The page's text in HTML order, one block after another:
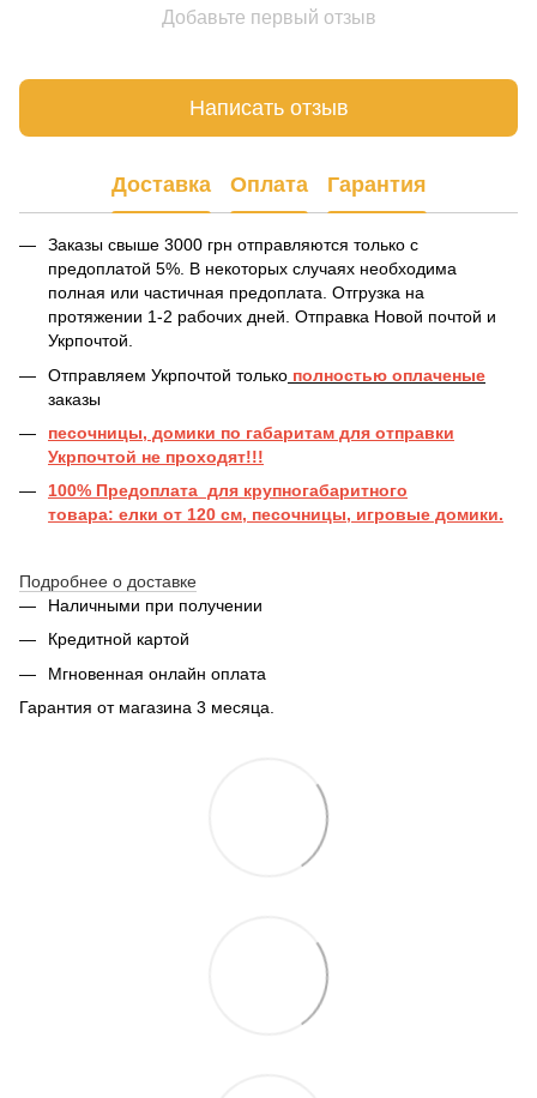
Добавьте первый отзыв
Написать отзыв
Доставка Оплата Гарантия
Заказы свыше 3000 грн отправляются только с
предоплатой 5%. В некоторых случаях необходима
полная или частичная предоплата. Отгрузка на
протяжении 1-2 рабочих дней. Отправка Новой почтой и
Укрпочтой.
Отправляем Укрпочтой только полностью оплаченые
заказы
песочницы, домики по габаритам для отправки
Укрпочтой не проходят!!!
100% Предоплата для крупногабаритного
товара: елки от 120 см, песочницы, игровые домики.
Подробнее о доставке
Наличными при получении
Кредитной картой
Мгновенная онлайн оплата
Гарантия от магазина 3 месяца.